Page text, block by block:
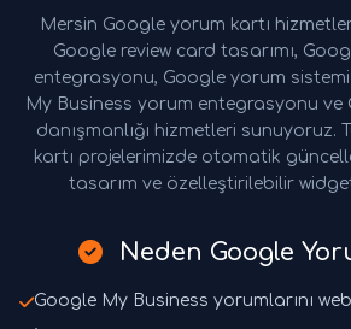
Mersin Google yorum kartı
Google review card tasarımı,
entegrasyonu, Google yorum
My Business yorum entegrasyonu ve
danışmanlığı hizmetleri sunuyoruz.
kartı projelerimizde otomatik
tasarım ve özelleştirilebilir
Neden Google
Google My Business yorumlarını